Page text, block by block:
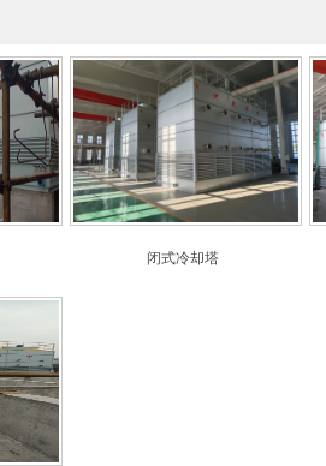
闭式冷却塔